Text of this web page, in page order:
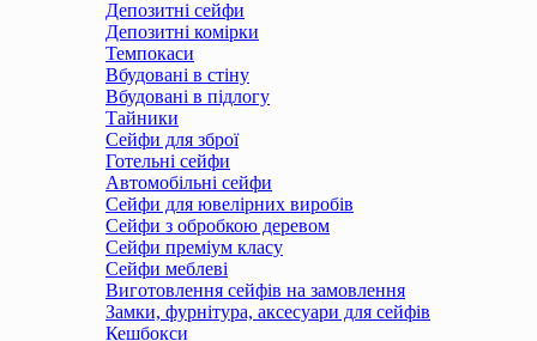
Депозитні сейфи
Депозитні комірки
Темпокаси
Вбудовані в стіну
Вбудовані в підлогу
Тайники
Сейфи для зброї
Готельні сейфи
Автомобільні сейфи
Сейфи для ювелірних виробів
Сейфи з обробкою деревом
Сейфи преміум класу
Сейфи меблеві
Виготовлення сейфів на замовлення
Замки, фурнітура, аксесуари для сейфів
Кешбокси